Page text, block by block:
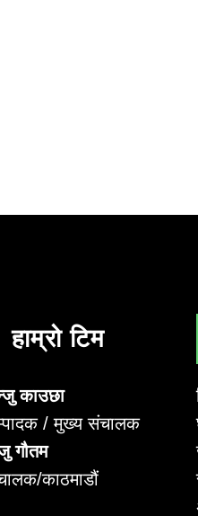
हाम्रो टिम
काउछा
/ मुख्य संचालक
गौतम
काठमाडौं